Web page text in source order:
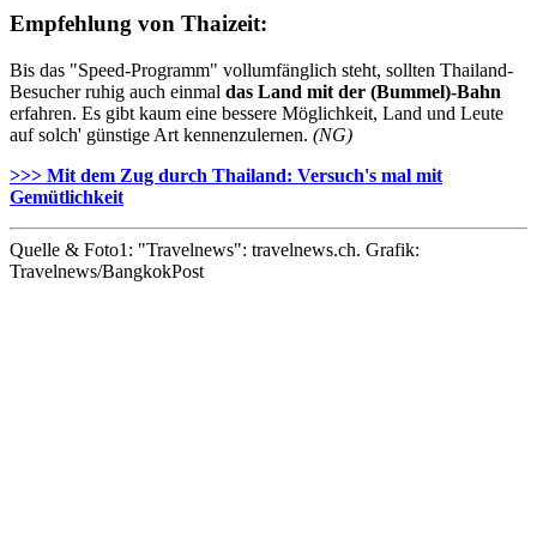
Empfehlung von Thaizeit:
Bis das "Speed-Programm" vollumfänglich steht, sollten Thailand-
Besucher ruhig auch einmal das Land mit der (Bummel)-Bahn
erfahren. Es gibt kaum eine bessere Möglichkeit, Land und Leute
auf solch' günstige Art kennenzulernen. (NG)
>>> Mit dem Zug durch Thailand: Versuch's mal mit
Gemütlichkeit
Quelle & Foto1: "Travelnews": travelnews.ch. Grafik:
Travelnews/BangkokPost